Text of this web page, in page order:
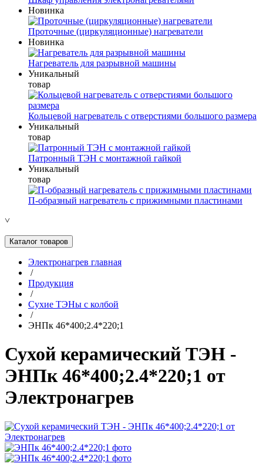
Новинка
Проточные (циркуляционные) нагреватели
Новинка
Нагреватель для разрывной машины
Уникальный
товар
Кольцевой нагреватель с отверстиями большого размера
Уникальный
товар
Патронный ТЭН с монтажной гайкой
Уникальный
товар
П-образный нагреватель с прижимными пластинами
˅
Каталог товаров
Электронагрев главная
/
Продукция
/
Сухие ТЭНы с колбой
/
ЭНПк 46*400;2.4*220;1
Сухой керамический ТЭН -
ЭНПк 46*400;2.4*220;1 от
Электронагрев